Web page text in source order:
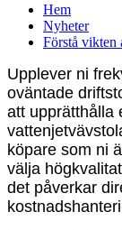
Hem
Nyheter
Förstå vikten
Upplever ni
oväntade
att upprätthålla
köpare som ni
välja
det påverkar